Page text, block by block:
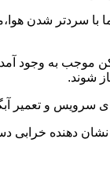
با سردتر شدن
موجب به وجود
شوند.
سرویس و تعمیر
دهنده